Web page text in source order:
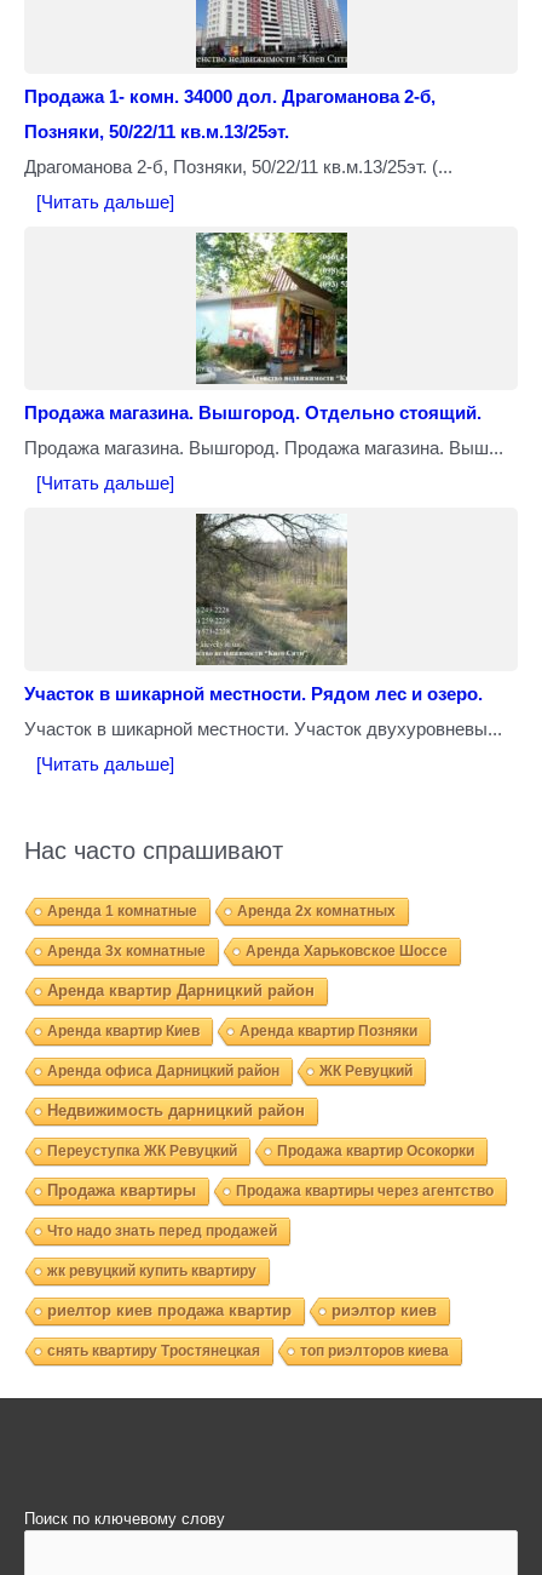
Продажа 1- комн. 34000 дол. Драгоманова 2-б,
Позняки, 50/22/11 кв.м.13/25эт.
Драгоманова 2-б, Позняки, 50/22/11 кв.м.13/25эт. (...
[Читать дальше]
Продажа магазина. Вышгород. Отдельно стоящий.
Продажа магазина. Вышгород. Продажа магазина. Выш...
[Читать дальше]
Участок в шикарной местности. Рядом лес и озеро.
Участок в шикарной местности. Участок двухуровневы...
[Читать дальше]
Нас часто спрашивают
Аренда 1 комнатные Аренда 2х комнатных
Аренда 3х комнатные Аренда Харьковское Шоссе
Аренда квартир Дарницкий район
Аренда квартир Киев Аренда квартир Позняки
Аренда офиса Дарницкий район ЖК Ревуцкий
Недвижимость дарницкий район
Переуступка ЖК Ревуцкий Продажа квартир Осокорки
Продажа квартиры Продажа квартиры через агентство
Что надо знать перед продажей
жк ревуцкий купить квартиру
риелтор киев продажа квартир риэлтор киев
снять квартиру Тростянецкая топ риэлторов киева
Поиск по ключевому слову